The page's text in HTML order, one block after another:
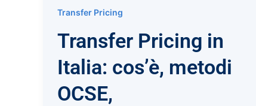
Transfer Pricing
Transfer Pricing in
Italia: cos’è, metodi
OCSE,